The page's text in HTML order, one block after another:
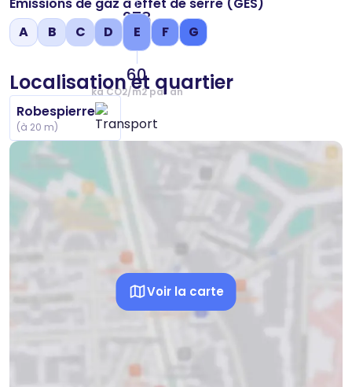
278
kWh/m2 par an
A
B C D E
60
kg CO2/m2 par an
F G
Localisation et quartier
Robespierre
(à 20 m)
Voir la carte